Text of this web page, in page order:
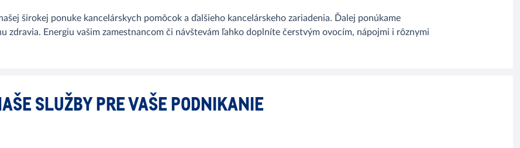
širokej ponuke kancelárskych pomôcok a ďalšieho kancelárskeho zariadenia. Ďalej ponúkame
zdravia. Energiu vašim zamestnancom či návštevám ľahko doplníte čerstvým ovocím, nápojmi i rôznymi
SLUŽBY PRE VAŠE PODNIKANIE